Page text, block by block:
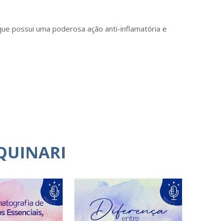
possui uma poderosa ação anti-inflamatória e